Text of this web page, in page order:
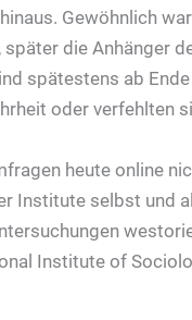
Gewöhnlich
die Anhänger
spätestens ab
oder verfehlten
heute online
Institute selbst und
Institute of